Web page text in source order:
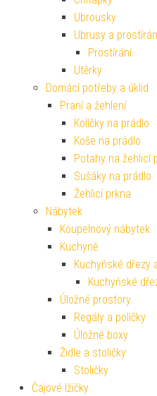
Ubrousky
Ubrusy a
Prostírání
Utěrky
Domácí potřeby a úklid
Praní a žehlení
Kolíčky na prádlo
Koše na prádlo
Potahy na žehlicí
Sušáky na prádlo
Žehlicí prkna
Nábytek
Koupelnový nábytek
Kuchyně
Kuchyňské dřezy
Kuchyňské
Úložné prostory
Regály a poličky
Úložné boxy
Židle a stoličky
Stoličky
Čajové lžičky